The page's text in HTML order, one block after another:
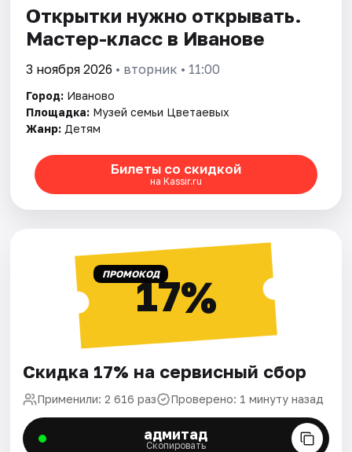
Открытки нужно открывать.
Мастер-класс в Иванове
3 ноября 2026 • вторник • 11:00
Город: Иваново
Площадка: Музей семьи Цветаевых
Жанр: Детям
Билеты со скидкой
на Kassir.ru
ПРОМОКОД17%
Скидка 17% на сервисный сбор
Применили: 2 616 раз Проверено: 1 минуту назад
адмитад
Скопировать